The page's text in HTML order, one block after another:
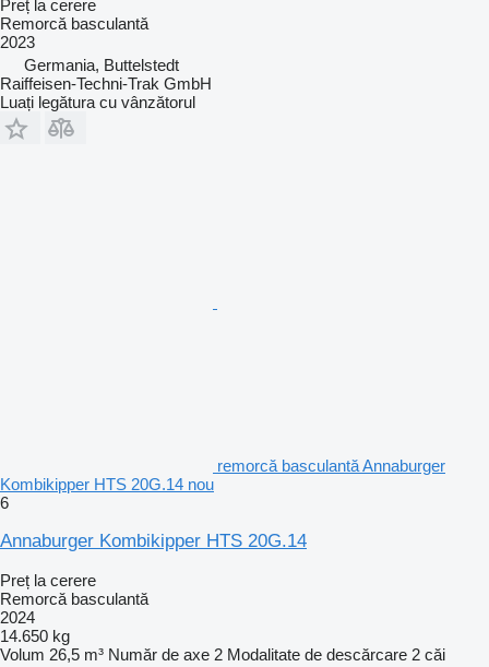
Preț la cerere
Remorcă basculantă
2023
Germania, Buttelstedt
Raiffeisen-Techni-Trak GmbH
Luați legătura cu vânzătorul
remorcă basculantă Annaburger
Kombikipper HTS 20G.14 nou
6
Annaburger Kombikipper HTS 20G.14
Preț la cerere
Remorcă basculantă
2024
14.650 kg
Volum 26,5 m³ Număr de axe 2 Modalitate de descărcare 2 căi